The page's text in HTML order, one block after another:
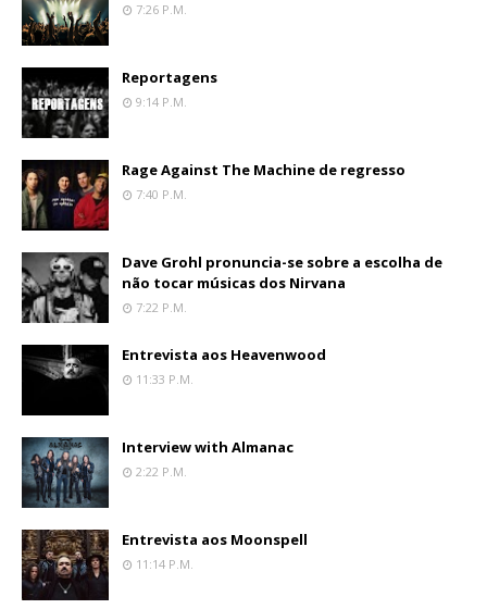
7:26 P.m.
Reportagens
9:14 P.m.
Rage Against The Machine de regresso
7:40 P.m.
Dave Grohl pronuncia-se sobre a escolha de
não tocar músicas dos Nirvana
7:22 P.m.
Entrevista aos Heavenwood
11:33 P.m.
Interview with Almanac
2:22 P.m.
Entrevista aos Moonspell
11:14 P.m.